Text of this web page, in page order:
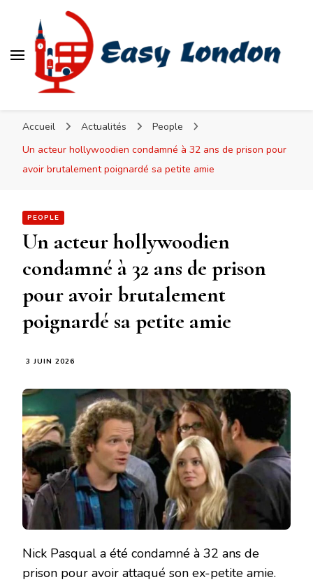
Accueil Actualités
People
Un acteur hollywoodien condamné à 32 ans de prison pour
avoir brutalement poignardé sa petite amie
PEOPLE
Un acteur hollywoodien
condamné à 32 ans de prison
pour avoir brutalement
poignardé sa petite amie
3 JUIN 2026
Nick Pasqual a été condamné à 32 ans de
prison pour avoir attaqué son ex-petite amie.